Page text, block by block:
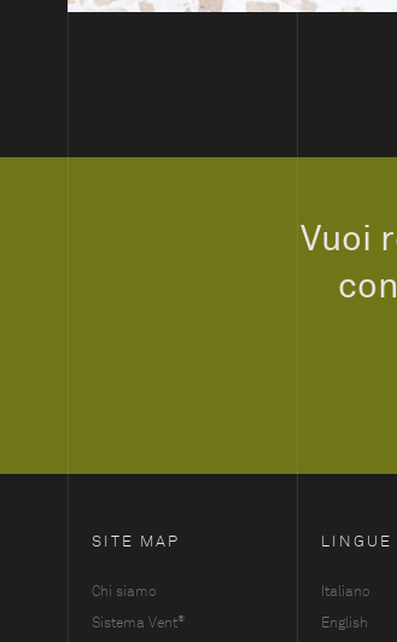
Vuoi
SITE MAP
Chi siamo
Sistema Vent®
LINGUE
Italiano
English